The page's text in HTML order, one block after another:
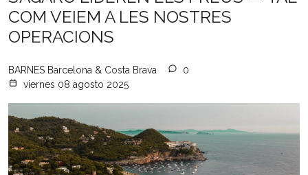
COM VEIEM A LES NOSTRES
OPERACIONS
BARNES Barcelona & Costa Brava
0
viernes 08 agosto 2025